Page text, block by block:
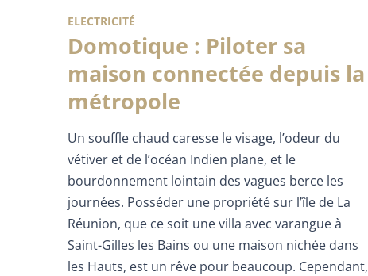
ELECTRICITÉ
Domotique : Piloter sa
maison connectée depuis la
métropole
Un souffle chaud caresse le visage, l’odeur du
vétiver et de l’océan Indien plane, et le
bourdonnement lointain des vagues berce les
journées. Posséder une propriété sur l’île de La
Réunion, que ce soit une villa avec varangue à
Saint-Gilles les Bains ou une maison nichée dans
les Hauts, est un rêve pour beaucoup. Cependant,